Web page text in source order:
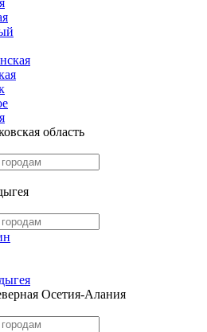
область
Осетия-Алания